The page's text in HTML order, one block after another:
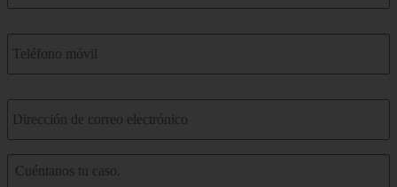
Teléfono
móvil
*
Correo
electrónico
*
Cuéntenos
sobre